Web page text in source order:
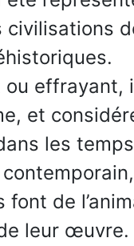
civilisations
ou effrayant,
et
les
font de
leur œuvre.